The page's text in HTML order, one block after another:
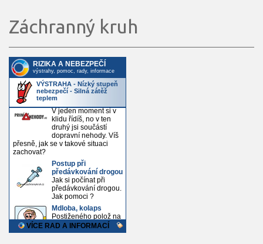
Záchranný kruh